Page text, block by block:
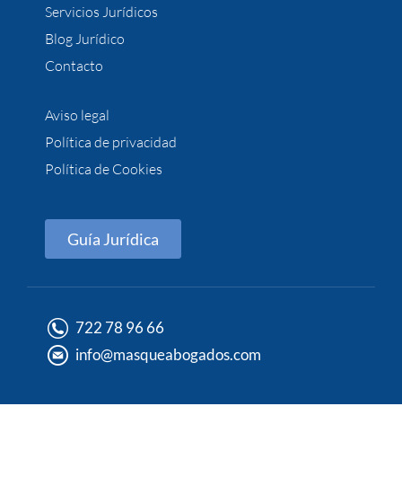
Servicios Jurídicos
Blog Jurídico
Contacto
Aviso legal
Política de privacidad
Política de Cookies
Guía Jurídica
722 78 96 66
info@masqueabogados.com